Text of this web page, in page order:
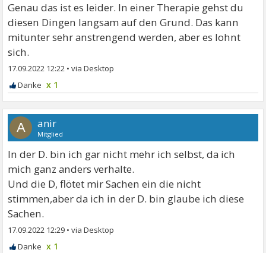
Genau das ist es leider. In einer Therapie gehst du
diesen Dingen langsam auf den Grund. Das kann
mitunter sehr anstrengend werden, aber es lohnt
sich.
17.09.2022 12:22 •
x 1
A anir
Mitglied
In der D. bin ich gar nicht mehr ich selbst, da ich
mich ganz anders verhalte.
Und die D, flötet mir Sachen ein die nicht
stimmen,aber da ich in der D. bin glaube ich diese
Sachen.
17.09.2022 12:29 •
x 1